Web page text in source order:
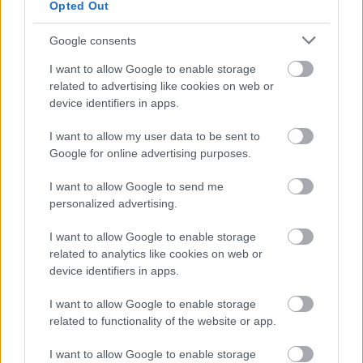
Opted Out
Google consents
I want to allow Google to enable storage
related to advertising like cookies on web or
device identifiers in apps.
I want to allow my user data to be sent to
Google for online advertising purposes.
I want to allow Google to send me
personalized advertising.
I want to allow Google to enable storage
related to analytics like cookies on web or
device identifiers in apps.
I want to allow Google to enable storage
related to functionality of the website or app.
I want to allow Google to enable storage
miatt ingyenes a strandolás Szolnokon
Nem biztató: a hétvégi kisebb felfrissülés után jövő héten
fokokkal
Közzétették a szakértői állásfoglalást, a Fiumei úti fák
A MÚOSZ sajtódíjának második helyét nyerte el a Borsod24 és
Tánccal, zeneszóval és vásárral telik meg Jászberény, indul a
Meghosszabbított hőségriasztás és vízkorlátozások, a
mezőtúri kórházban leállt a klíma
Átszervezi működését az osztrák óriáscég, Szolnok is érintett
Tragédiába torkollott a segítségnyújtás elmulasztása, három